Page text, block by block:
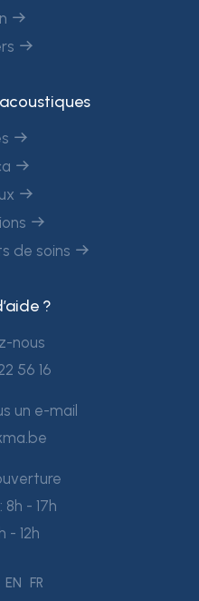
de soins
?
nous
56 16
un e-mail
8h - 17h
- 12h
EN FR